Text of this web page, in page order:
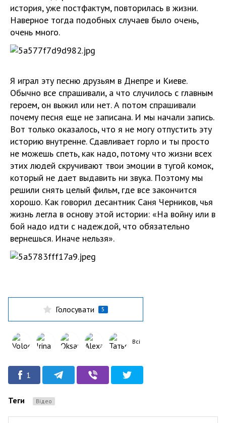
история, уже постфактум, повторилась в жизни.
Наверное тогда подобных случаев было очень,
очень много.
Я играл эту песню друзьям в Днепре и Киеве.
Обычно все спрашивали, а что случилось с главным
героем, он выжил или нет. А потом спрашивали
почему песня еще не записана. И мы начали запись.
Вот только оказалось, что я не могу отпустить эту
историю внутренне. Сдавливает горло и ты просто
не можешь спеть, как надо, потому что жизни всех
этих людей скручивают твои эмоции в тугой комок,
который не дает выдавить ни звука. Поэтому мы
решили снять целый фильм, где все закончится
хорошо. Как говорил десантник Саня Черников, чья
жизнь легла в основу этой истории: «На войну или в
бой надо идти с надеждой, что обязательно
вернешься. Иначе нельзя».
Голосувати 5
Всі
1
Теги Відео